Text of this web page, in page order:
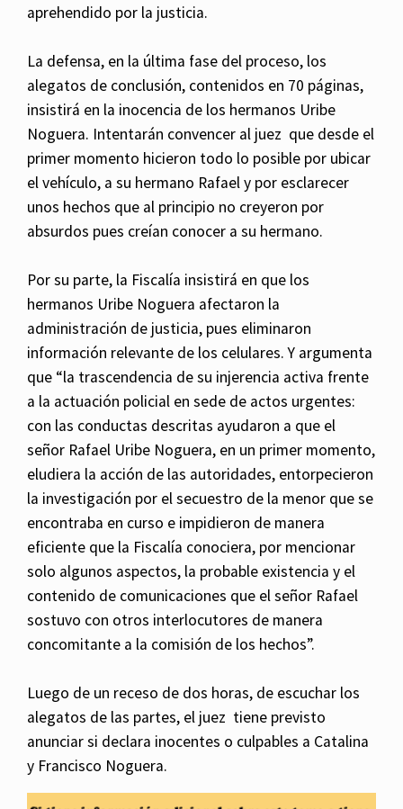
aprehendido por la justicia.
La defensa, en la última fase del proceso, los
alegatos de conclusión, contenidos en 70 páginas,
insistirá en la inocencia de los hermanos Uribe
Noguera. Intentarán convencer al juez que desde el
primer momento hicieron todo lo posible por ubicar
el vehículo, a su hermano Rafael y por esclarecer
unos hechos que al principio no creyeron por
absurdos pues creían conocer a su hermano.
Por su parte, la Fiscalía insistirá en que los
hermanos Uribe Noguera afectaron la
administración de justicia, pues eliminaron
información relevante de los celulares. Y argumenta
que “la trascendencia de su injerencia activa frente
a la actuación policial en sede de actos urgentes:
con las conductas descritas ayudaron a que el
señor Rafael Uribe Noguera, en un primer momento,
eludiera la acción de las autoridades, entorpecieron
la investigación por el secuestro de la menor que se
encontraba en curso e impidieron de manera
eficiente que la Fiscalía conociera, por mencionar
solo algunos aspectos, la probable existencia y el
contenido de comunicaciones que el señor Rafael
sostuvo con otros interlocutores de manera
concomitante a la comisión de los hechos”.
Luego de un receso de dos horas, de escuchar los
alegatos de las partes, el juez tiene previsto
anunciar si declara inocentes o culpables a Catalina
y Francisco Noguera.